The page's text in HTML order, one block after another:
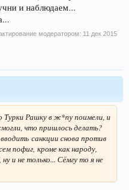
и наблюдаем...
модератором: 11 дек 2015
Турки Рашку в ж*пу поимели, и
что пришлось делать?
санкции снова против
пофиг, кроме как народу,
и не только... Сёмгу то я не